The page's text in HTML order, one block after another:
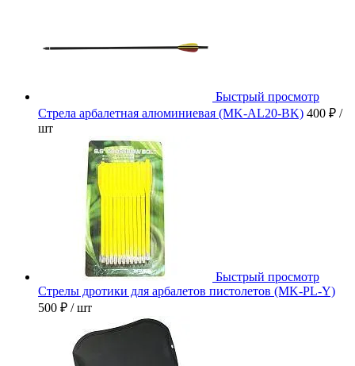
Быстрый просмотр
Стрела арбалетная алюминиевая (MK-AL20-BK) 400 ₽ /
шт
Быстрый просмотр
Стрелы дротики для арбалетов пистолетов (MK-PL-Y)
500 ₽ / шт